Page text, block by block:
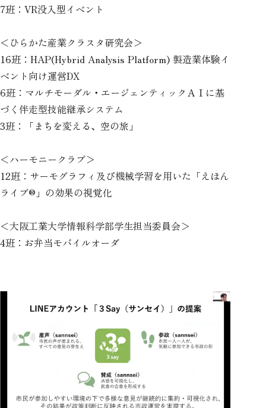
7班：VR没入型イベント
＜ひらかた産業クラスタ研究会＞
16班：HAP(Hybrid Analysis Platform) 製造業体験イ
ベント向け運営DX
6班：マルチモーダル・エージェンティックＡＩに基
づく伴走型技能継承システム
3班：「まちを変える、空の旅」
＜ハーモニークラブ＞
12班：サーモグラフィ及び機械学習を用いた「えほん
ライブ®」の効果の視覚化
＜大阪工業大学情報科学部学生担当委員会＞
4班：お弁当モバイルオーダ